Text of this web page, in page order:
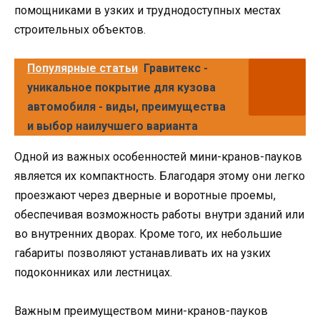
помощниками в узких и труднодоступных местах
строительных объектов.
Популярные статьи Гравитекс -
уникальное покрытие для кузова
автомобиля - виды, преимущества
и выбор наилучшего варианта
Одной из важных особенностей мини-кранов-пауков
является их компактность. Благодаря этому они легко
проезжают через дверные и воротные проемы,
обеспечивая возможность работы внутри зданий или
во внутренних дворах. Кроме того, их небольшие
габариты позволяют устанавливать их на узких
подоконниках или лестницах.
Важным преимуществом мини-кранов-пауков